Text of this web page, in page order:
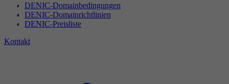
DENIC-Domainbedingungen
DENIC-Domainrichtlinien
DENIC-Preisliste
Kontakt